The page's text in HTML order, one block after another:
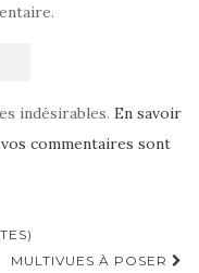
indésirables. En savoir
commentaires sont
MULTIVUES À POSER